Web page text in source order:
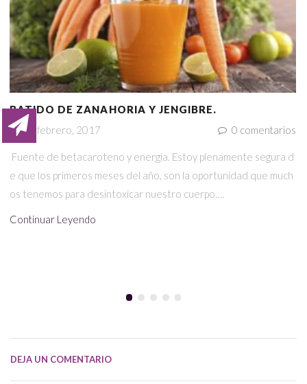
BATIDO DE ZANAHORIA Y JENGIBRE.
19 febrero, 2017
0 comentarios
Fuente de betacaroteno y energía. Estoy plenamente segura d
e que los primeros meses del año, son la oportunidad que much
os tenemos para desintoxicar nuestro cuerpo….
Continuar Leyendo
DEJA UN COMENTARIO